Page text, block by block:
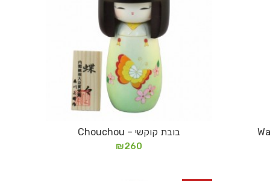
הוספה לסלבובת קוקשי – Chouchou
₪260